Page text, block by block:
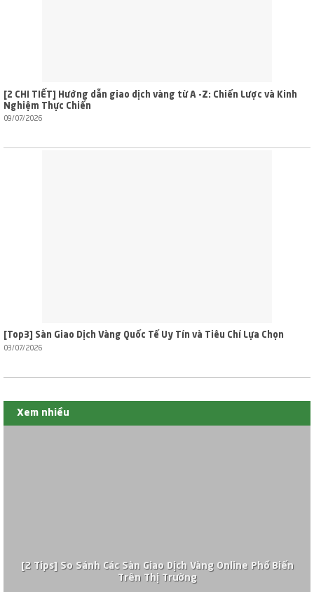
[2 CHI TIẾT] Hướng dẫn giao dịch vàng từ A -Z: Chiến Lược và Kinh
Nghiệm Thực Chiến
09/07/2026
[Top3] Sàn Giao Dịch Vàng Quốc Tế Uy Tín và Tiêu Chí Lựa Chọn
03/07/2026
Xem nhiều
[2 Tips] So Sánh Các Sàn Giao Dịch Vàng Online Phổ Biến
Trên Thị Trường